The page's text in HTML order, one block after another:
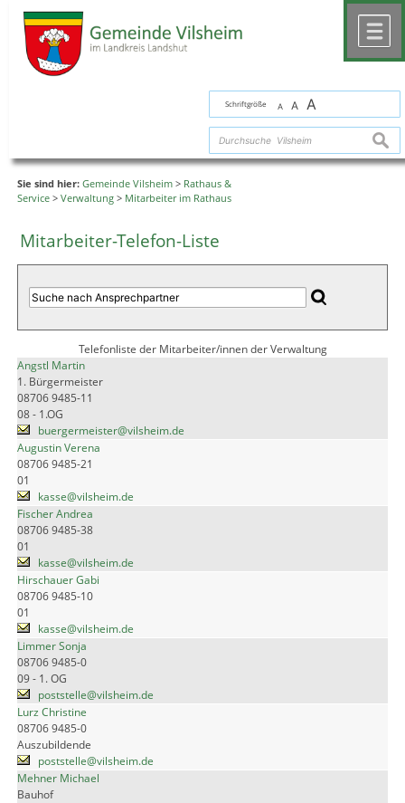
Schriftgröße A A A
Sie sind hier: Gemeinde Vilsheim > Rathaus &
Service > Verwaltung > Mitarbeiter im Rathaus
Mitarbeiter-Telefon-Liste
Telefonliste der Mitarbeiter/innen der Verwaltung
Angstl Martin
1. Bürgermeister
08706 9485-11
08 - 1.OG
buergermeister@vilsheim.de
Augustin Verena
08706 9485-21
01
kasse@vilsheim.de
Fischer Andrea
08706 9485-38
01
kasse@vilsheim.de
Hirschauer Gabi
08706 9485-10
01
kasse@vilsheim.de
Limmer Sonja
08706 9485-0
09 - 1. OG
poststelle@vilsheim.de
Lurz Christine
08706 9485-0
Auszubildende
poststelle@vilsheim.de
Mehner Michael
Bauhof